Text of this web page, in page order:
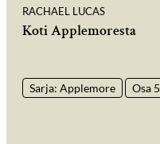
RACHAEL LUCAS
Koti Applemoresta
Sarja: Applemore Osa 5